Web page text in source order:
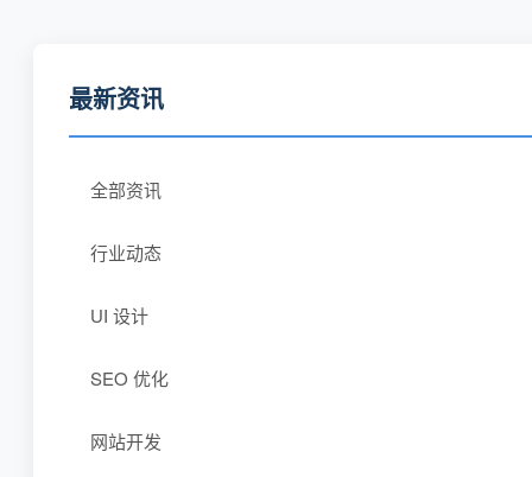
最新资讯
全部资讯
行业动态
UI 设计
SEO 优化
网站开发